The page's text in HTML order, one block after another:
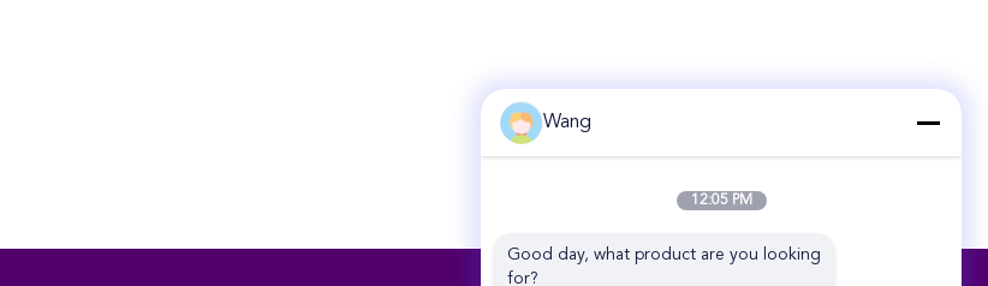
Wang
12:05 PM
Good day, what product are you looking
for?